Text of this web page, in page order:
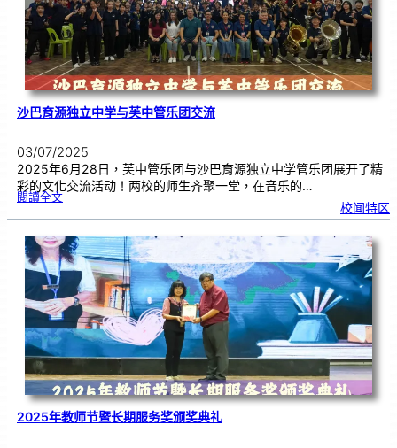
沙巴育源独立中学与芙中管乐团交流
03/07/2025
2025年6月28日，芙中管乐团与沙巴育源独立中学管乐团展开了精
彩的文化交流活动！两校的师生齐聚一堂，在音乐的…
閱讀全文:沙
源
立
中
学
与
芙
中
管
流
校闻特区
2025年教师节暨长期服务奖颁奖典礼